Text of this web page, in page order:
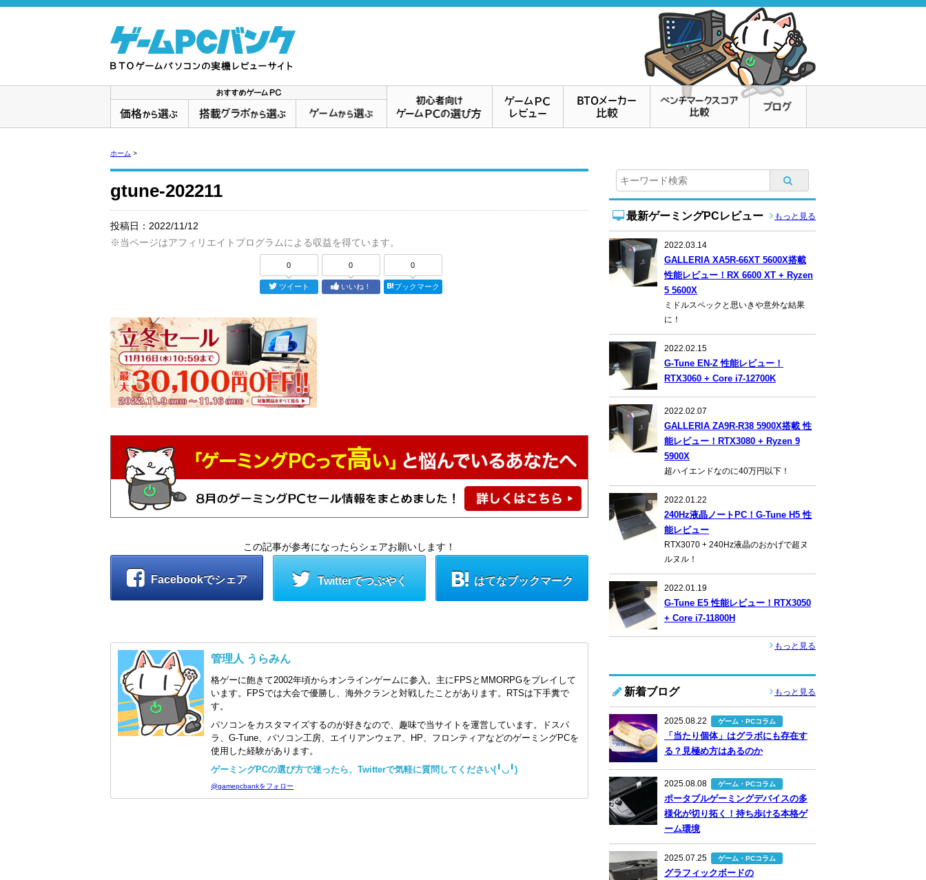
ホーム >
gtune-202211
投稿日： 2022/11/12
※当ページはアフィリエイトプログラムによる収益を得ています。
0
ツイート
0
いいね！
0
ブックマーク
この記事が参考になったらシェアお願いします！
Facebookでシェア Twitterでつぶやく はてなブックマーク
管理人 うらみん
格ゲーに飽きて2002年頃からオンラインゲームに参入。主にFPSとMMORPGをプレイして
います。FPSでは大会で優勝し、海外クランと対戦したことがあります。RTSは下手糞で
す。
パソコンをカスタマイズするのが好きなので、趣味で当サイトを運営しています。ドスパ
ラ、G-Tune、パソコン工房、エイリアンウェア、HP、フロンティアなどのゲーミングPCを
使用した経験があります。
ゲーミングPCの選び方で迷ったら、Twitterで気軽に質問してください(╹◡╹)
@gamepcbankをフォロー
最新ゲーミングPCレビュー もっと見る
2022.03.14
GALLERIA XA5R-66XT 5600X搭載
性能レビュー！RX 6600 XT + Ryzen
5 5600X
ミドルスペックと思いきや意外な結果
に！
2022.02.15
G-Tune EN-Z 性能レビュー！
RTX3060 + Core i7-12700K
2022.02.07
GALLERIA ZA9R-R38 5900X搭載 性
能レビュー！RTX3080 + Ryzen 9
5900X
超ハイエンドなのに40万円以下！
2022.01.22
240Hz液晶ノートPC！G-Tune H5 性
能レビュー
RTX3070 + 240Hz液晶のおかげで超ヌ
ルヌル！
2022.01.19
G-Tune E5 性能レビュー！RTX3050
+ Core i7-11800H
もっと見る
新着ブログ もっと見る
2025.08.22 ゲーム・PCコラム
「当たり個体」はグラボにも存在す
る？見極め方はあるのか
2025.08.08 ゲーム・PCコラム
ポータブルゲーミングデバイスの多
様化が切り拓く！持ち歩ける本格ゲ
ーム環境
2025.07.25 ゲーム・PCコラム
グラフィックボードの